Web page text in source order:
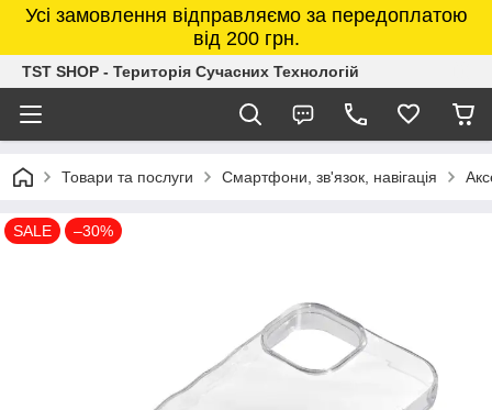
Усі замовлення відправляємо за передоплатою
від 200 грн.
TST SHOP - Територія Сучасних Технологій
Товари та послуги Смартфони, зв'язок, навігація
SALE –30%